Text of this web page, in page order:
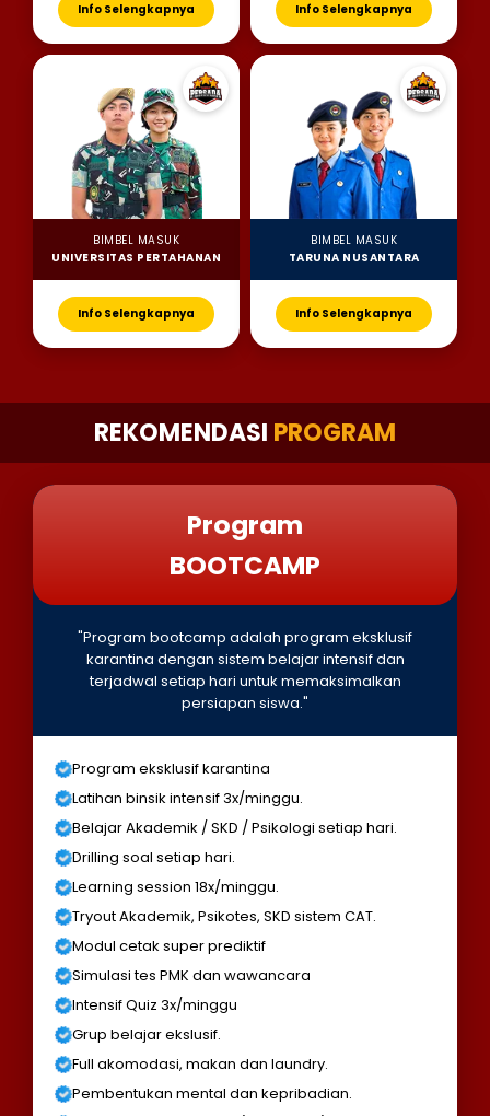
Info Selengkapnya Info Selengkapnya
BIMBEL MASUK
UNIVERSITAS PERTAHANAN
Info Selengkapnya
BIMBEL MASUK
TARUNA NUSANTARA
Info Selengkapnya
REKOMENDASI PROGRAM
Program
BOOTCAMP
"Program bootcamp adalah program eksklusif
karantina dengan sistem belajar intensif dan
terjadwal setiap hari untuk memaksimalkan
persiapan siswa."
Program eksklusif karantina
Latihan binsik intensif 3x/minggu.
Belajar Akademik / SKD / Psikologi setiap hari.
Drilling soal setiap hari.
Learning session 18x/minggu.
Tryout Akademik, Psikotes, SKD sistem CAT.
Modul cetak super prediktif
Simulasi tes PMK dan wawancara
Intensif Quiz 3x/minggu
Grup belajar ekslusif.
Full akomodasi, makan dan laundry.
Pembentukan mental dan kepribadian.